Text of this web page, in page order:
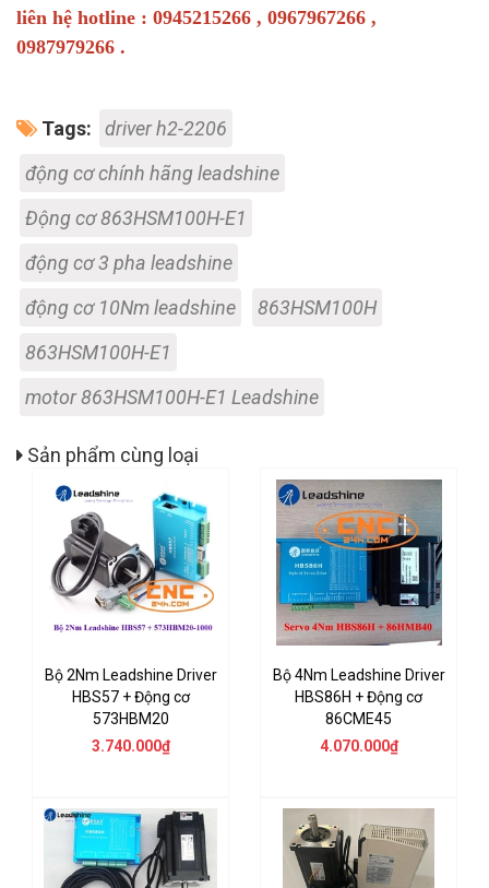
liên hệ hotline : 0945215266 , 0967967266 ,
0987979266 .
Tags:
driver h2-2206
động cơ chính hãng leadshine
Động cơ 863HSM100H-E1
động cơ 3 pha leadshine
động cơ 10Nm leadshine
863HSM100H
863HSM100H-E1
motor 863HSM100H-E1 Leadshine
Sản phẩm cùng loại
Bộ 2Nm Leadshine Driver
HBS57 + Động cơ
573HBM20
3.740.000₫
Bộ 4Nm Leadshine Driver
HBS86H + Động cơ
86CME45
4.070.000₫